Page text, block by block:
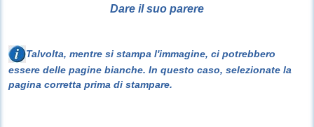
Dare il suo parere
Talvolta, mentre si stampa l'immagine, ci potrebbero
essere delle pagine bianche. In questo caso, selezionate la
pagina corretta prima di stampare.